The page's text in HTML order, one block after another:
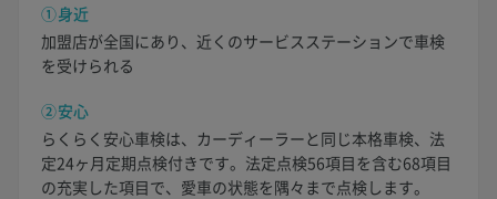
①身近
加盟店が全国にあり、近くのサービスステーションで車検
を受けられる
②安心
らくらく安心車検は、カーディーラーと同じ本格車検、法
定24ヶ月定期点検付きです。法定点検56項目を含む68項目
の充実した項目で、愛車の状態を隅々まで点検します。